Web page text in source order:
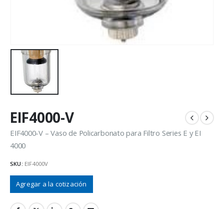
EIF4000-V
EIF4000-V – Vaso de Policarbonato para Filtro Series E y EI
4000
SKU: EIF4000V
Agregar a la cotización